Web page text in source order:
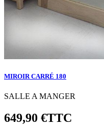
MIROIR CARRÉ 180
SALLE A MANGER
649,90 €TTC